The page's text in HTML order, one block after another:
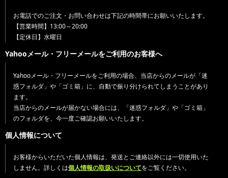
お電話でのご注文・お問い合わせは下記の時間帯にお願いいたします。
【営業時間】13:00～20:00
【定休日】水曜日
Yahooメール・フリーメールをご利用のお客様へ
Yahooメール・フリーメールをご利用の場合、当店からのメールが「迷
惑フォルダ」や「ゴミ箱」に、自動で振り分けられてしまうことがあり
ます。
当店からのメールが届かない場合には、「迷惑フォルダ」や「ゴミ箱」
のフォルダを、今一度ご確認お願いいたします。
個人情報について
お客様からいただいた個人情報は、発送とご連絡以外には一切使用いた
しません。詳しくは個人情報の取扱いについてをご覧ください。